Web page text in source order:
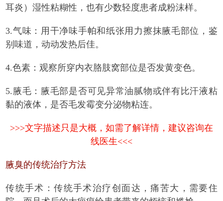
耳炎）湿性粘糊性，也有少数轻度患者成粉沫样。
3.气味：用干净味手帕和纸张用力擦抹腋毛部位，鉴
别味道，动动发热后佳。
4.色素：观察所穿内衣胳肢窝部位是否发黄变色。
5.腋毛：腋毛部是否可见异常油腻物或伴有比汗液粘
黏的液体，是否毛发霉变分泌物粘连。
>>>文字描述只是大概，如需了解详情，建议咨询在
线医生<<<
腋臭的传统治疗方法
传统手术：传统手术治疗创面达，痛苦大，需要住